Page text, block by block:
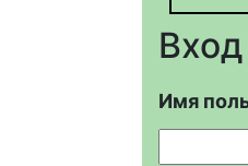
Имя